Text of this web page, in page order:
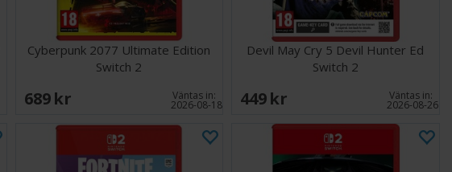
Cyberpunk 2077 Ultimate Edition
Switch 2
689 SEK Väntas in:
2026-08-18
Devil May Cry 5 Devil Hunter Ed
Switch 2
449 SEK Väntas in:
2026-08-26